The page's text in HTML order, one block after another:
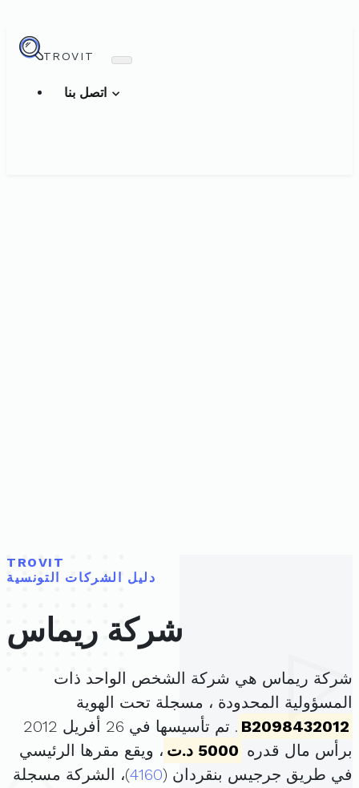
TROVIT
TROVIT
دليل الشركات التونسية
شركة ريماس
شركة ريماس هي شركة الشخص الواحد ذات
المسؤولية المحدودة ، مسجلة تحت الهوية
B2098432012
. تم تأسيسها في 26 أفريل 2012
برأس مال قدره 5000 د.ت
، ويقع مقرها الرئيسي
في طريق جرجيس بنقردان (4160)، الشركة مسجلة